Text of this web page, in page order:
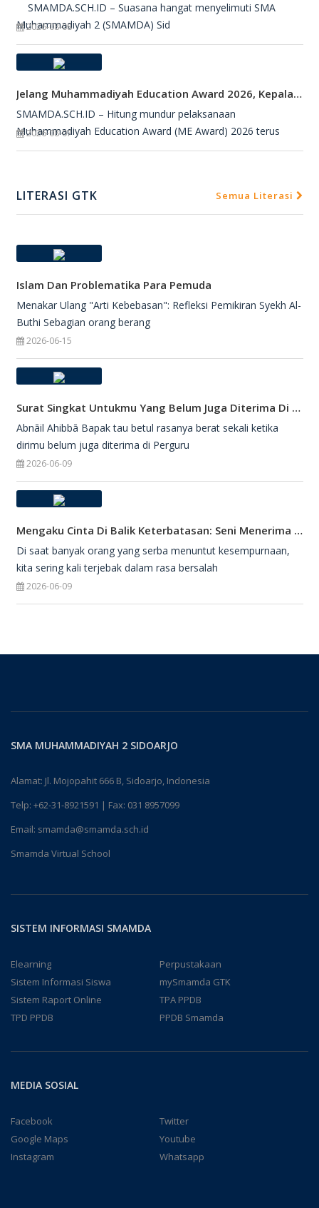
SMAMDA.SCH.ID – Suasana hangat menyelimuti SMA
Muhammadiyah 2 (SMAMDA) Sid
2026-08-08
Jelang Muhammadiyah Education Award 2026, Kepala SMAMDA Sidoarjo Suntik Semangat Kontingen
SMAMDA.SCH.ID – Hitung mundur pelaksanaan
Muhammadiyah Education Award (ME Award) 2026 terus
2026-08-07
LITERASI GTK Semua Literasi
Islam Dan Problematika Para Pemuda
Menakar Ulang "Arti Kebebasan": Refleksi Pemikiran Syekh Al-
Buthi Sebagian orang berang
2026-06-15
Surat Singkat Untukmu Yang Belum Juga Diterima Di Perguruan Tinggi
Abnāil Ahibbā Bapak tau betul rasanya berat sekali ketika
dirimu belum juga diterima di Perguru
2026-06-09
Mengaku Cinta Di Balik Keterbatasan: Seni Menerima Diri Di Hadapan Ilahi
Di saat banyak orang yang serba menuntut kesempurnaan,
kita sering kali terjebak dalam rasa bersalah
2026-06-09
SMA MUHAMMADIYAH 2 SIDOARJO
Alamat: Jl. Mojopahit 666 B, Sidoarjo, Indonesia
Telp: +62-31-8921591 | Fax: 031 8957099
Email: smamda@smamda.sch.id
Smamda Virtual School
SISTEM INFORMASI SMAMDA
Elearning
Perpustakaan
Sistem Informasi Siswa
mySmamda GTK
Sistem Raport Online
TPA PPDB
TPD PPDB
PPDB Smamda
MEDIA SOSIAL
Facebook
Twitter
Google Maps
Youtube
Instagram
Whatsapp